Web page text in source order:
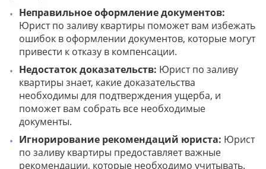
Неправильное оформление документов:
Юрист по заливу квартиры поможет вам избежать
ошибок в оформлении документов, которые могут
привести к отказу в компенсации.
Недостаток доказательств: Юрист по заливу
квартиры знает, какие доказательства
необходимы для подтверждения ущерба, и
поможет вам собрать все необходимые
документы.
Игнорирование рекомендаций юриста: Юрист
по заливу квартиры предоставляет важные
рекомендации, которые необходимо учитывать.